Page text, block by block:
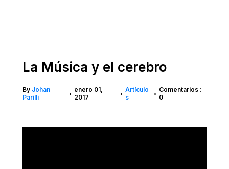
La Música y el cerebro
By Johan
Parilli
• enero 01,
2017
• Artículo
s
• Comentarios :
0